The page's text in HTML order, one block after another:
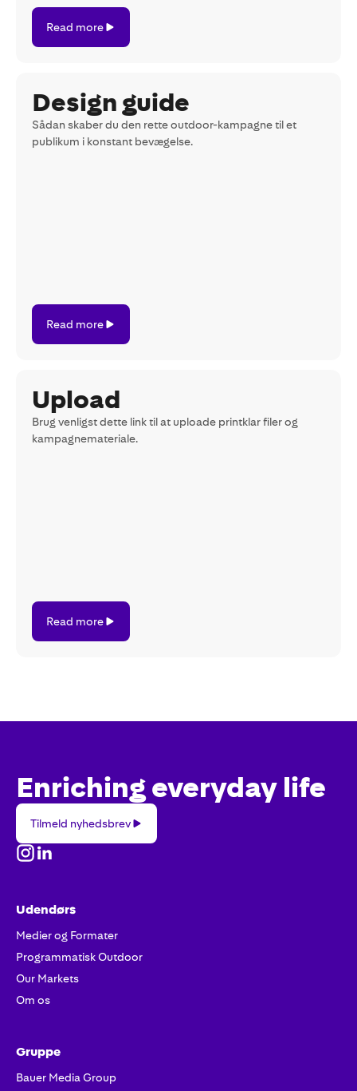
more
Read more
Design guide
Sådan skaber du den rette outdoor-kampagne til et
publikum i konstant bevægelse.
more
Read more
Upload
Brug venligst dette link til at uploade printklar filer og
kampagnemateriale.
more
Read more
Enriching everyday life
nyhedsbrev
Tilmeld nyhedsbrev
Udendørs
Medier og Formater
Programmatisk Outdoor
Our Markets
Om os
Gruppe
Bauer Media Group